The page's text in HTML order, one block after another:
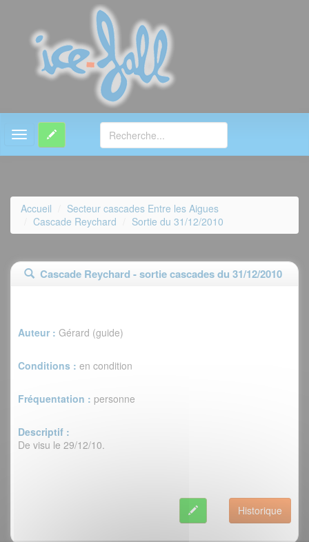
MENU
Accueil
Secteur cascades Entre les Aigues
Cascade Reychard
Sortie du 31/12/2010
Cascade Reychard - sortie cascades du 31/12/2010
Auteur : Gérard (guide)
Conditions : en condition
Fréquentation : personne
Descriptif :
De visu le 29/12/10.
Historique